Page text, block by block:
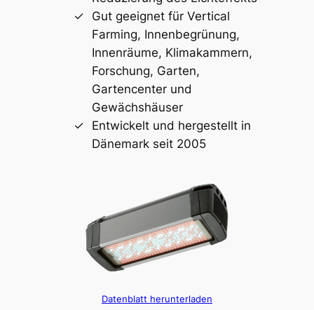
Gut geeignet für Vertical
Farming, Innenbegrünung,
Innenräume, Klimakammern,
Forschung, Garten,
Gartencenter und
Gewächshäuser
Entwickelt und hergestellt in
Dänemark seit 2005
Datenblatt herunterladen